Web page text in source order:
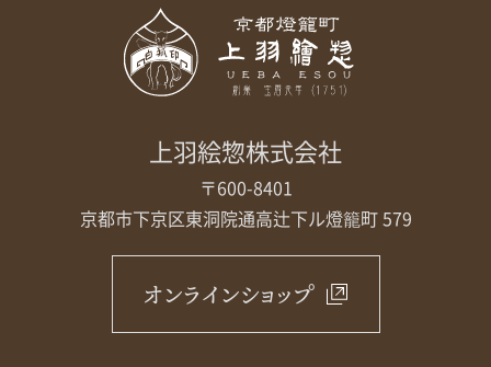
上羽絵惣株式会社
〒600-8401
京都市下京区東洞院通高辻下ル燈籠町 579
オンラインショップ